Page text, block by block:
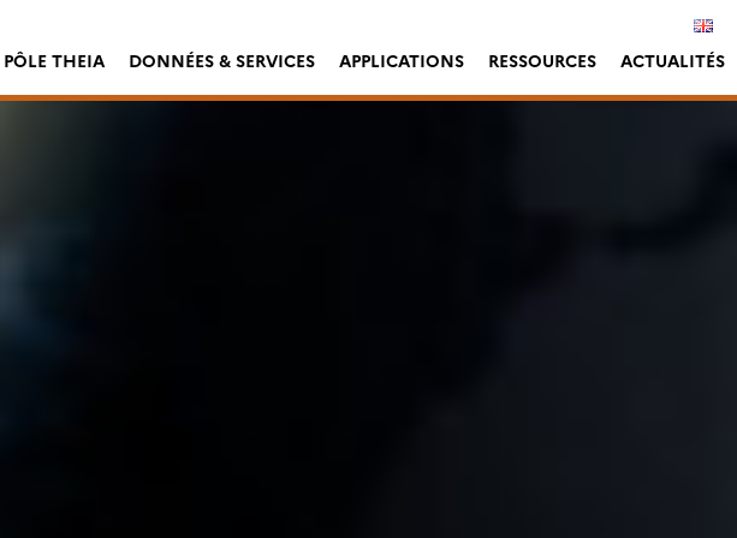
PÔLE THEIA DONNÉES & SERVICES APPLICATIONS RESSOURCES ACTUALITÉS